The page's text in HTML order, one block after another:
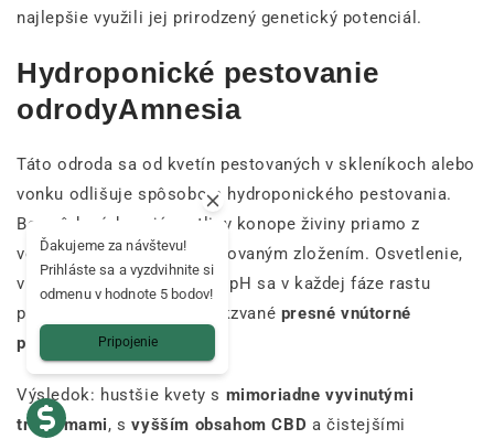
najlepšie využili jej prirodzený genetický potenciál.
Hydroponické pestovanie
odrodyAmnesia
Táto odroda sa od kvetín pestovaných v skleníkoch alebo
vonku odlišuje spôsobom hydroponického pestovania.
Bez pôdy získavajú rastliny konope živiny priamo z
vodného roztoku s kontrolovaným zložením. Osvetlenie,
vlhkosť vzduchu, teplota a pH sa v každej fáze rastu
presne regulujú – ide o takzvané presné vnútorné
pestovanie.
Výsledok: hustšie kvety s mimoriadne vyvinutými
trichómami, svyšším obsahom CBD a čistejšími
Ďakujeme za návštevu!
Prihláste sa a vyzdvihnite si
odmenu v hodnote 5 bodov!
Pripojenie